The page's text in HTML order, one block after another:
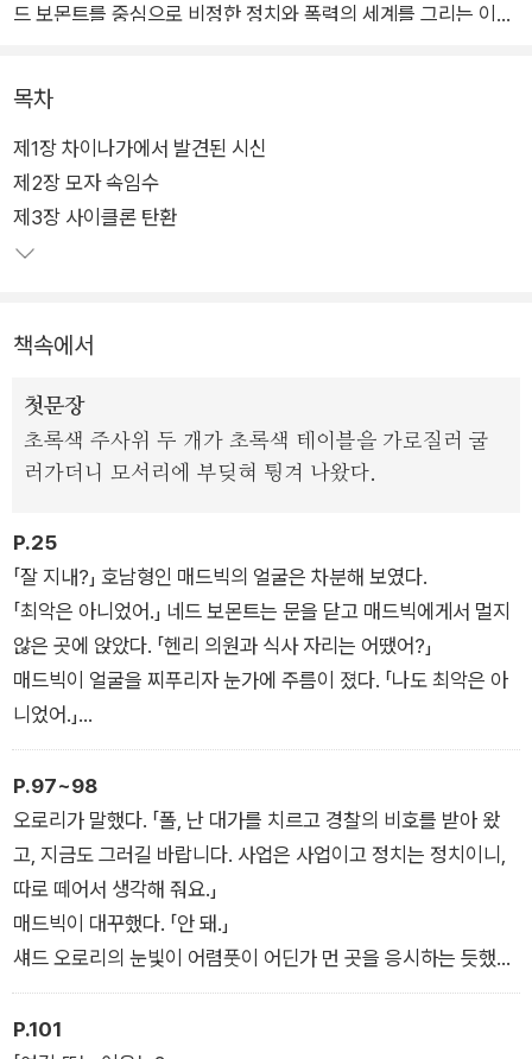
드 보몬트를 중심으로 비정한 정치와 폭력의 세계를 그리는 이야
파헤치는 과정을 담고 있다.
영국 평론가 줄리언 시먼스는 이 작품을 <해밋이 성취한 가장 높
은 지점>이라고 평하며 <20세기 범죄 문학의 절정>이라고 극
찬했다. 북유럽 최고의 탐정 소설에 주어지는 문학상인 <유리 열
쇠상>의 유래가 된 작품으로, 코엔 형제의 영화 「밀러스 크로싱」
도시의 거물 폴 매드빅은 합법과 불법, 음지와 양지를 오가며 세
력을 넓혀 가는 정치인이다. 그를 따르며 보좌하는 네드 보몬트는
늘 도박에 빠져 살지만, 매드빅과 형제처럼 가깝게 지내며 그의
브레인 역할을 한다. 매드빅은 선거를 앞두고 자신의 정치적 입지
결혼하려는 계획을 세운다.
그러던 중 재닛의 오빠인 테일러 헨리가 거리에서 싸늘한 시체로
발견되는 사건이 발생하고, 네드 보몬트는 미묘한 정치적 긴장이
얽힌 이 사건에 뛰어들어 그 전모를 파헤쳐 간다. 그러나 사건은
충격과 반전을 거듭하며 점점 더 안개 속으로 빠져들어 가는
목차
제1장 차이나가에서 발견된 시신
제2장 모자 속임수
제3장 사이클론 탄환
책속에서
첫문장
초록색 주사위 두 개가 초록색 테이블을 가로질러 굴
러가더니 모서리에 부딪혀 튕겨 나왔다.
P.25
「잘 지내?」 호남형인 매드빅의 얼굴은 차분해 보였다.
「최악은 아니었어.」 네드 보몬트는 문을 닫고 매드빅에게서 멀지
않은 곳에 앉았다. 「헨리 의원과 식사 자리는 어땠어?」
매드빅이 얼굴을 찌푸리자 눈가에 주름이 졌다. 「나도 최악은 아
니었어.」
네드 보몬트는 얼룩덜룩한 시가 끝을 잘라 냈다. 손은 떨렸지만
목소리는 침착했다. 「테일러도 함께 있었어?」 그는 매드빅을 쳐
다보지 않고서 물었다.
「식사 자리엔 없었는데, 그건 왜?」
네드 보몬트는 꼬았던 다리를 쭉 뻗어 의자에 몸을 기댔고, 시가
를 잡은 손으로 무심히 원을 그리며 말했다. 「길 위쪽 하수구에 죽
어 있어.」
매드빅은 여전히 침착한 모습으로 물었다. 「그래?」
P.97~98
오로리가 말했다. 「폴, 난 대가를 치르고 경찰의 비호를 받아 왔
고, 지금도 그러길 바랍니다. 사업은 사업이고 정치는 정치이니,
따로 떼어서 생각해 줘요.」
매드빅이 대꾸했다. 「안 돼.」
섀드 오로리의 눈빛이 어렴풋이 어딘가 먼 곳을 응시하는 듯했다.
그는 서글픈 웃음을 짓고는 아일랜드 억양이 약간 묻어나는 바리
톤 음성으로 말했다. 「그럼 서로 죽여야 할 텐데요.」
P.101